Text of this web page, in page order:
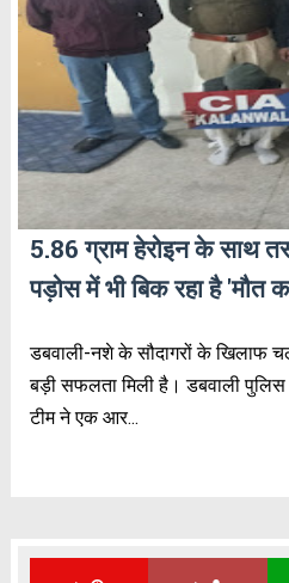
5.86 ग्राम हेरोइन के साथ
पड़ोस में भी बिक रहा है 'मौत
डबवाली-नशे के सौदागरों के खिलाफ
बड़ी सफलता मिली है। डबवाली
टीम ने एक आर...